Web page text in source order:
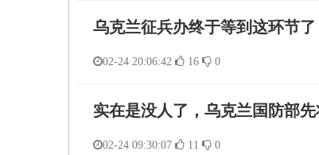
乌克兰征兵办终于等到这环节
02-24 20:06:42 16 0
实在是没人了，乌克兰国防部
02-24 09:30:07 11 0